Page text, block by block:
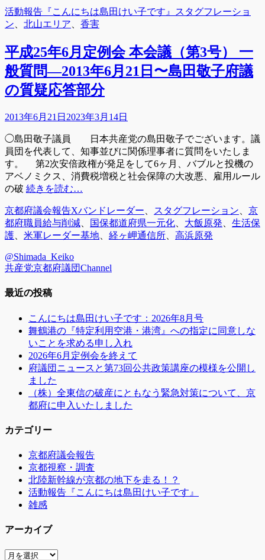
カ
テ
リ
ー
活動報告『こんにちは島田けい子です』
タ
スタグフレーショ
ン
北山エリア 香害
平成25年6月定例会 本会議（第3号） 一
般質問―2013年6月21日〜島田敬子府議
の質疑応答部分
投
日
2013年6月21日 2023年3月14日
◯島田敬子議員 日本共産党の島田敬子でございます。議
員団を代表して、知事並びに関係理事者に質問をいたしま
す。 第2次安倍政権が発足をして6ヶ月、バブルと投機の
アベノミクス、消費税増税と社会保障の大改悪、雇用ルール
の破 続きを読む…
カ
テ
ゴ
ー
京都府議会報告タ
グ
Xバンドレーダー スタグフレーション
京
都府職員給与削減
国保都道府県一元化 大飯原発
生活保
護
米軍レーダー基地 経ヶ岬通信所 高浜原発
@Shimada_Keiko
共産党京都府議団Channel
最近の投稿
こんにちは島田けい子です：2026年8月号
舞鶴港の『特定利用空港・港湾』への指定に同意しな
いことを求める申し入れ
2026年6月定例会を終えて
府議団ニュースと第73回公共政策講座の模様を公開し
ました
（株）全東信の破産にともなう緊急対策について、京
都府に申入いたしました
カテゴリー
京都府議会報告
京都視察・調査
北陸新幹線が京都の地下を走る！？
活動報告『こんにちは島田けい子です』
雑感
アーカイブ
ア